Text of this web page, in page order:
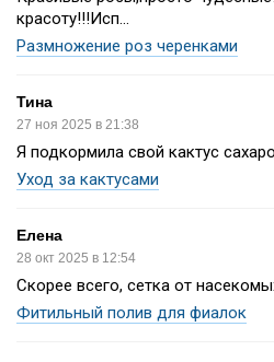
красоту!!!Исп...
Размножение роз черенками
Тина
27 ноя 2025 в 21:38
Я подкормила свой кактус
Уход за кактусами
Елена
28 окт 2025 в 12:54
Скорее всего, сетка от
Фитильный полив для фиалок